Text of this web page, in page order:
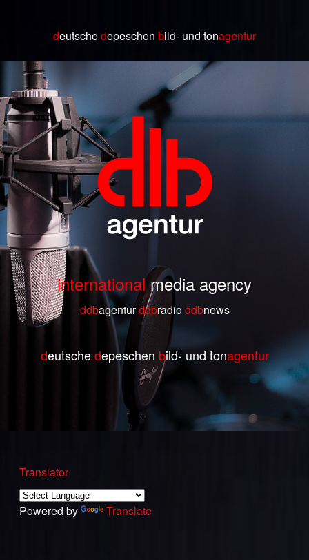
deutschedepeschen bild- und tonagentur
internationalmedia agency
ddbagenturddbradioddbnews
deutschedepeschen bild- und tonagentur
Translator
Powered by Translate